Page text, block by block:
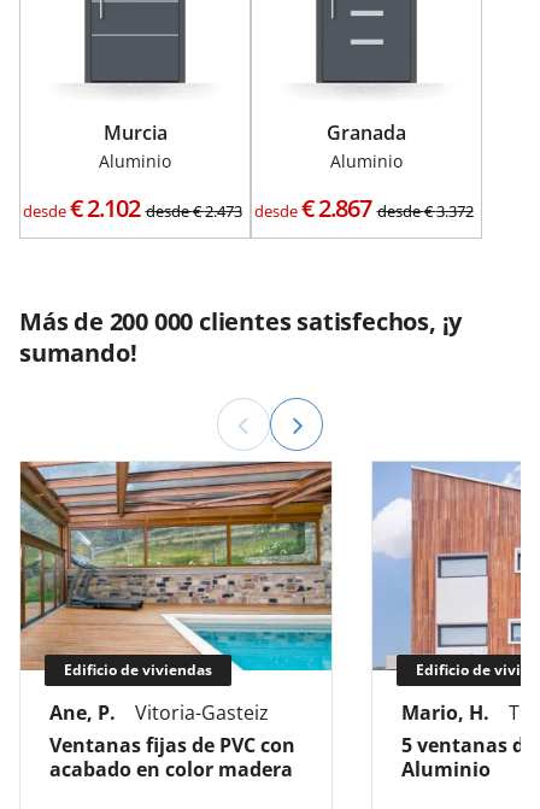
Murcia
Aluminio
desde€2.102 desde€2.473
Granada
Aluminio
desde€2.867 desde€3.372
Más de 200 000 clientes satisfechos, ¡y
sumando!
Edificio de viviendas
Ane, P.
Vitoria-Gasteiz
Ventanas fijas de PVC con
acabado en color madera
Edificio de
Mario, H.
5 ventanas de
Aluminio